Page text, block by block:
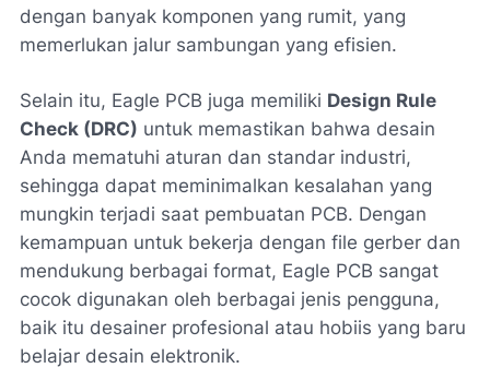
dengan banyak komponen yang rumit, yang
memerlukan jalur sambungan yang efisien.
Selain itu, Eagle PCB juga memiliki Design Rule
Check (DRC) untuk memastikan bahwa desain
Anda mematuhi aturan dan standar industri,
sehingga dapat meminimalkan kesalahan yang
mungkin terjadi saat pembuatan PCB. Dengan
kemampuan untuk bekerja dengan file gerber dan
mendukung berbagai format, Eagle PCB sangat
cocok digunakan oleh berbagai jenis pengguna,
baik itu desainer profesional atau hobiis yang baru
belajar desain elektronik.